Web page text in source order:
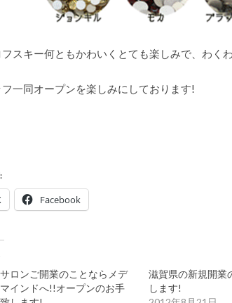
フスキー何ともかわいくとても楽しみで、わく
フ一同オープンを楽しみにしております!
Facebook
ロンご開業のことならメデ
インドへ!!オープンのお手
滋賀県の新規開業
します!